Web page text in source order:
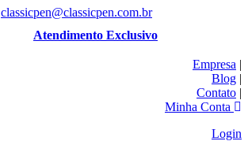
classicpen@classicpen.com.br
Atendimento Exclusivo
Empresa |
Blog |
Contato |
Minha Conta
Login